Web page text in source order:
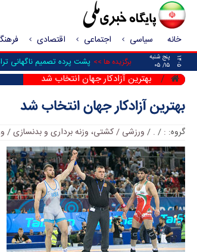
خانه سیاسی اجتماعی اقتصادی
۱۴۰۵
پنج شنبه
۱۵/ ۰۵
برگزیده ها >> پشت پرده تصمیم ناگهانی
بهترین آزادکار جهان انتخاب شد
بهترین آزادکار جهان انتخاب شد
گروه: :
/
.
/ ورزشی / کشتی، وزنه برداری و بدنسازی/